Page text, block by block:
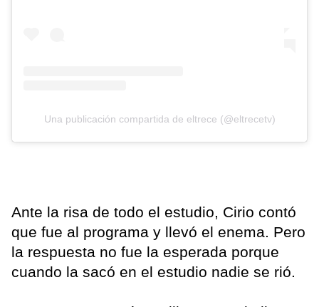
Una publicación compartida de eltrece (@eltrecetv)
Ante la risa de todo el estudio, Cirio contó
que fue al programa y llevó el enema. Pero
la respuesta no fue la esperada porque
cuando la sacó en el estudio nadie se rió.